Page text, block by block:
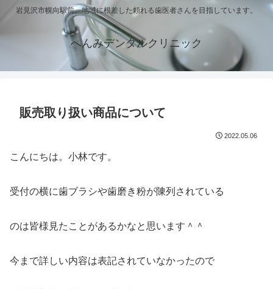
岩見沢市幌向駅前。地域に根差した頼れる歯医者さんを目指しています。
へんみデンタルクリニック
販売取り扱い商品について
2022.05.06
こんにちは。小林です。
受付の横に歯ブラシや歯磨き粉が陳列されている
のは皆様見たことがあるかなと思います＾＾
今まで詳しい内容は表記されていなかったので